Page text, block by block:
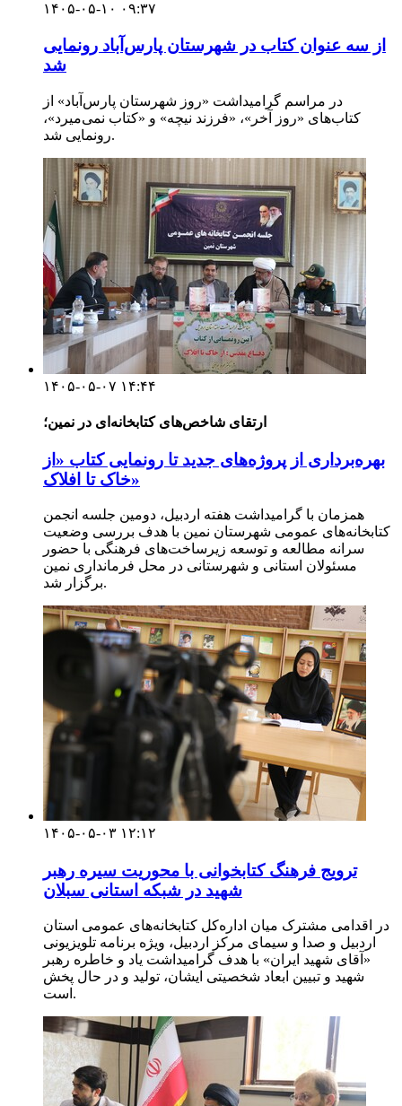
۱۴۰۵-۰۵-۱۰ ۰۹:۳۷
از سه عنوان کتاب در شهرستان پارس‌آباد رونمایی
شد
در مراسم گرامیداشت «روز شهرستان پارس‌آباد» از
کتاب‌های «روز آخر»، «فرزند نیچه» و «کتاب نمی‌میرد»،
رونمایی شد.
۱۴۰۵-۰۵-۰۷ ۱۴:۴۴
ارتقای شاخص‌های کتابخانه‌ای در نمین؛
بهره‌برداری از پروژه‌های جدید تا رونمایی کتاب «از
خاک تا افلاک»
همزمان با گرامیداشت هفته اردبیل، دومین جلسه انجمن
کتابخانه‌های عمومی شهرستان نمین با هدف بررسی وضعیت
سرانه مطالعه و توسعه زیرساخت‌های فرهنگی با حضور
مسئولان استانی و شهرستانی در محل فرمانداری نمین
برگزار شد.
۱۴۰۵-۰۵-۰۳ ۱۲:۱۲
ترویج فرهنگ کتابخوانی با محوریت سیره رهبر
شهید در شبکه استانی سبلان
در اقدامی مشترک میان اداره‌کل کتابخانه‌های عمومی استان
اردبیل و صدا و سیمای مرکز اردبیل، ویژه برنامه تلویزیونی
«آقای شهید ایران» با هدف گرامیداشت یاد و خاطره رهبر
شهید و تبیین ابعاد شخصیتی ایشان، تولید و در حال پخش
است.